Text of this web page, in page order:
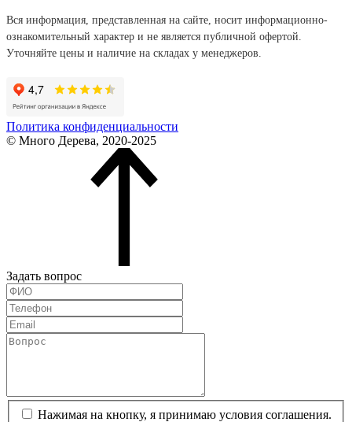
Вся информация, представленная на сайте, носит информационно-
ознакомительный характер и не является публичной офертой.
Уточняйте цены и наличие на складах у менеджеров.
Политика конфиденциальности
© Много Дерева, 2020-2025
Задать вопрос
Нажимая на кнопку, я принимаю условия соглашения.